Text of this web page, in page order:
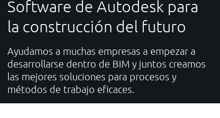
SOPORTE
¿Necesitas ayuda?
Contacto: 91 440 06 40 E-mail:info-es@nti-group.com
Software de Autodesk para
la construcción del futuro
Ayudamos a muchas empresas a empezar a
desarrollarse dentro de BIM y juntos creamos
las mejores soluciones para procesos y
métodos de trabajo eficaces.